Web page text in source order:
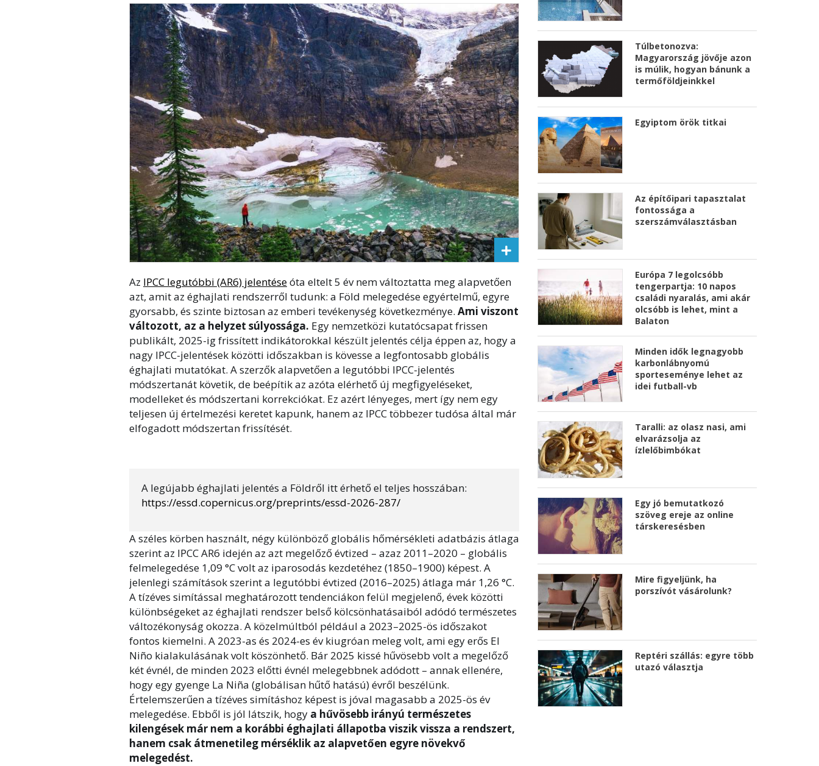
Az IPCC legutóbbi (AR6) jelentéseóta eltelt 5 év nem változtatta meg alapvetően
azt, amit az éghajlati rendszerről tudunk: a Föld melegedése egyértelmű, egyre
gyorsabb, és szinte biztosan az emberi tevékenység következménye. Ami viszont
változott, az a helyzet súlyossága. Egy nemzetközi kutatócsapat frissen
publikált, 2025-ig frissített indikátorokkal készült jelentés célja éppen az, hogy a
nagy IPCC-jelentések közötti időszakban is kövesse a legfontosabb globális
éghajlati mutatókat. A szerzők alapvetően a legutóbbi IPCC-jelentés
módszertanát követik, de beépítik az azóta elérhető új megfigyeléseket,
modelleket és módszertani korrekciókat. Ez azért lényeges, mert így nem egy
teljesen új értelmezési keretet kapunk, hanem az IPCC többezer tudósa által már
elfogadott módszertan frissítését.
A legújabb éghajlati jelentés a Földről itt érhető el teljes hosszában:
https://essd.copernicus.org/preprints/essd-2026-287/
A széles körben használt, négy különböző globális hőmérsékleti adatbázis átlaga
szerint az IPCC AR6 idején az azt megelőző évtized – azaz 2011–2020 – globális
felmelegedése 1,09 °C volt az iparosodás kezdetéhez (1850–1900) képest. A
jelenlegi számítások szerint a legutóbbi évtized (2016–2025) átlaga már 1,26 °C.
A tízéves simítással meghatározott tendenciákon felül megjelenő, évek közötti
különbségeket az éghajlati rendszer belső kölcsönhatásaiból adódó természetes
változékonyság okozza. A közelmúltból például a 2023–2025-ös időszakot
fontos kiemelni. A 2023-as és 2024-es év kiugróan meleg volt, ami egy erős El
Niño kialakulásának volt köszönhető. Bár 2025 kissé hűvösebb volt a megelőző
két évnél, de minden 2023 előtti évnél melegebbnek adódott – annak ellenére,
hogy egy gyenge La Niña (globálisan hűtő hatású) évről beszélünk.
Értelemszerűen a tízéves simításhoz képest is jóval magasabb a 2025-ös év
melegedése. Ebből is jól látszik, hogy a hűvösebb irányú természetes
kilengések már nem a korábbi éghajlati állapotba viszik vissza a rendszert,
hanem csak átmenetileg mérséklik az alapvetően egyre növekvő
melegedést.
Túlbetonozva:
Magyarország jövője azon
is múlik, hogyan bánunk a
termőföldjeinkkel
Egyiptom örök titkai
Az építőipari tapasztalat
fontossága a
szerszámválasztásban
Európa 7 legolcsóbb
tengerpartja: 10 napos
családi nyaralás, ami akár
olcsóbb is lehet, mint a
Balaton
Minden idők legnagyobb
karbonlábnyomú
sporteseménye lehet az
idei futball-vb
Taralli: az olasz nasi, ami
elvarázsolja az
ízlelőbimbókat
Egy jó bemutatkozó
szöveg ereje az online
társkeresésben
Mire figyeljünk, ha
porszívót vásárolunk?
Reptéri szállás: egyre több
utazó választja